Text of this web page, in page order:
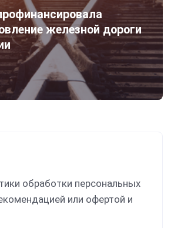
железной дороги
обработки персональных
или офертой и